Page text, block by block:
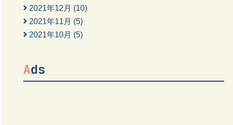
2021年12月 (10)
2021年11月 (5)
2021年10月 (5)
Ads